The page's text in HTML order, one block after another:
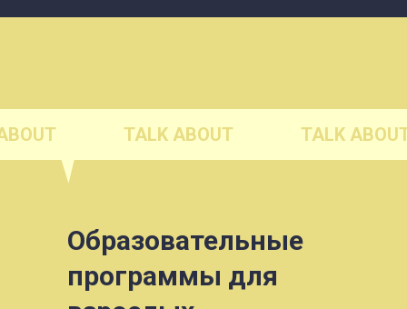
TALK ABOUT TALK
Образовательные
программы для